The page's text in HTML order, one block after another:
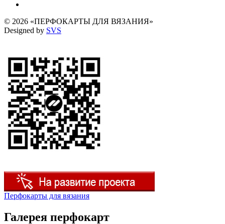
© 2026 «ПЕРФОКАРТЫ ДЛЯ ВЯЗАНИЯ»
Designed by SVS
Перфокарты для вязания
Галерея перфокарт